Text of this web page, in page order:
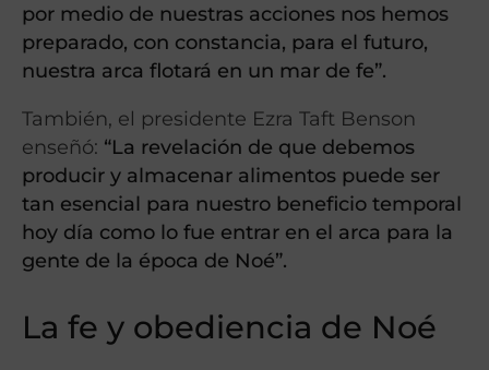
por medio de nuestras acciones nos hemos
preparado, con constancia, para el futuro,
nuestra arca flotará en un mar de fe”.
También, el presidente Ezra Taft Benson
enseñó: “La revelación de que debemos
producir y almacenar alimentos puede ser
tan esencial para nuestro beneficio temporal
hoy día como lo fue entrar en el arca para la
gente de la época de Noé”.
La fe y obediencia de Noé